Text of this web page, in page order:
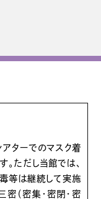
ターでのマスク着
ただし当館では、
等は継続して実施
密（密集・密閉・密